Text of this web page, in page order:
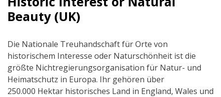
Beauty (UK)
Die Nationale Treuhandschaft für Orte von
historischem Interesse oder Naturschönheit ist die
größte Nichtregierungsorganisation für Natur- und
Heimatschutz in Europa. Ihr gehören über
250.000 Hektar historisches Land in England, Wales und